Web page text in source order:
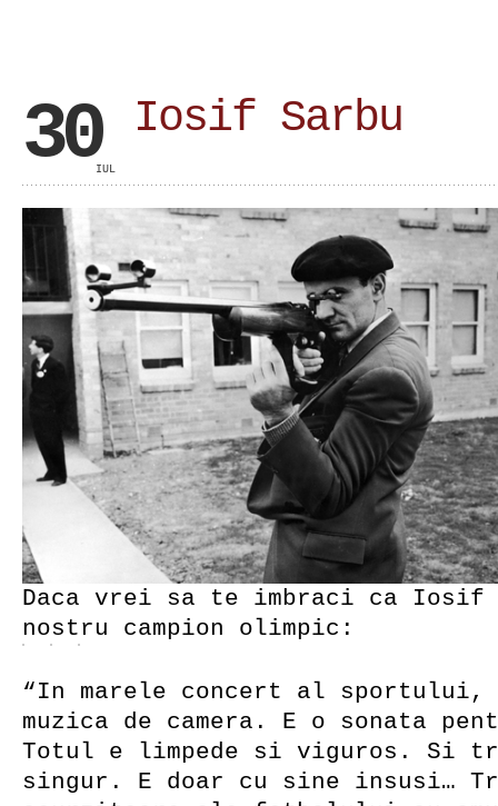
30IUL
Iosif Sarbu
Daca vrei sa te imbraci ca Iosif
nostru campion olimpic:
“In marele concert al
muzica de camera. E o sonata
Totul e limpede si viguros. Si
singur. E doar cu sine insusi…